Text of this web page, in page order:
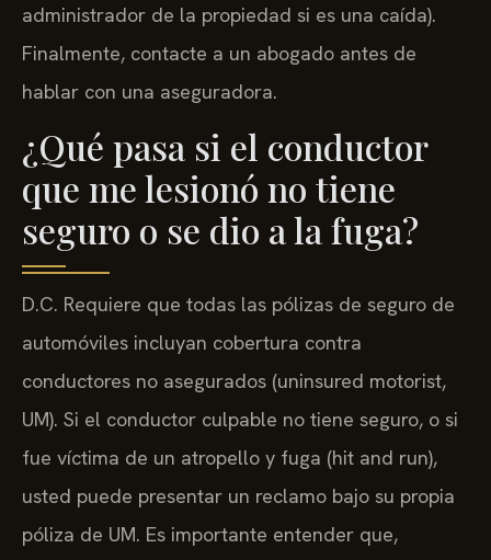
administrador de la propiedad si es una caída).
Finalmente, contacte a un abogado antes de
hablar con una aseguradora.
¿Qué pasa si el conductor
que me lesionó no tiene
seguro o se dio a la fuga?
D.C. Requiere que todas las pólizas de seguro de
automóviles incluyan cobertura contra
conductores no asegurados (uninsured motorist,
UM). Si el conductor culpable no tiene seguro, o si
fue víctima de un atropello y fuga (hit and run),
usted puede presentar un reclamo bajo su propia
póliza de UM. Es importante entender que,